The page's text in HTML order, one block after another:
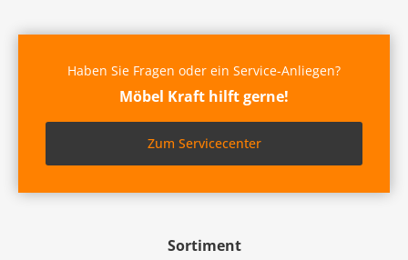
Sortiment
Haben Sie Fragen oder ein Service-Anliegen?
Möbel Kraft hilft gerne!
Zum Servicecenter